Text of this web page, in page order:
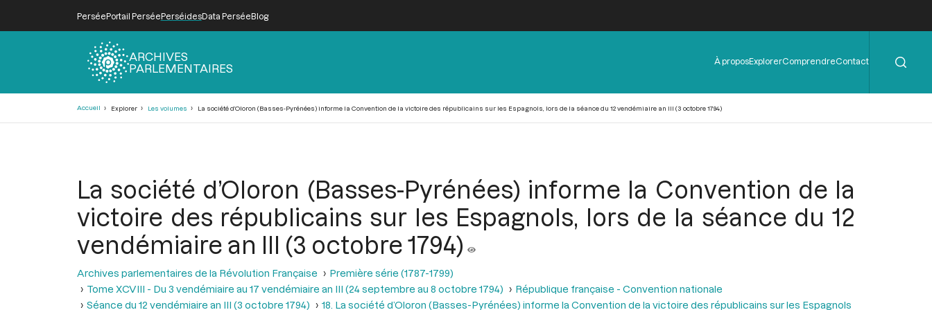
PerséePortail PerséePerséidesData PerséeBlog
ARCHIVES
PARLEMENTAIRES
Menu
de
À proposExplorerComprendreContact
Accueil Explorer Les volumes La société d’Oloron (Basses-Pyrénées) informe la Convention de la victoire des républicains sur les Espagnols, lors de la séance du 12 vendémiaire an III (3 octobre 1794)
La société d’Oloron (Basses-Pyrénées) informe la Convention de la
victoire des républicains sur les Espagnols, lors de la séance du 12
vendémiaire an III (3 octobre 1794)
Archives parlementaires de la Révolution Française
Première série (1787-1799)
Tome XCVIII - Du 3 vendémiaire au 17 vendémiaire an III (24 septembre au 8 octobre 1794)
République française - Convention nationale
Séance du 12 vendémiaire an III (3 octobre 1794)
18. La société d’Oloron (Basses-Pyrénées) informe la Convention de la victoire des républicains sur les Espagnols